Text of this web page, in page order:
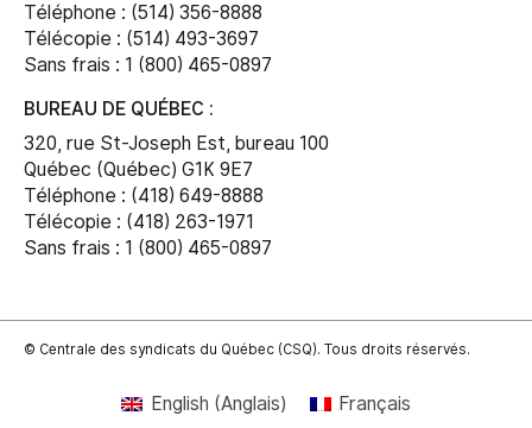
Téléphone : (514) 356-8888
Télécopie : (514) 493-3697
Sans frais : 1 (800) 465-0897
BUREAU DE QUÉBEC :
320, rue St-Joseph Est, bureau 100
Québec (Québec) G1K 9E7
Téléphone : (418) 649-8888
Télécopie : (418) 263-1971
Sans frais : 1 (800) 465-0897
© Centrale des syndicats du Québec (CSQ). Tous droits réservés.
English (Anglais) Français